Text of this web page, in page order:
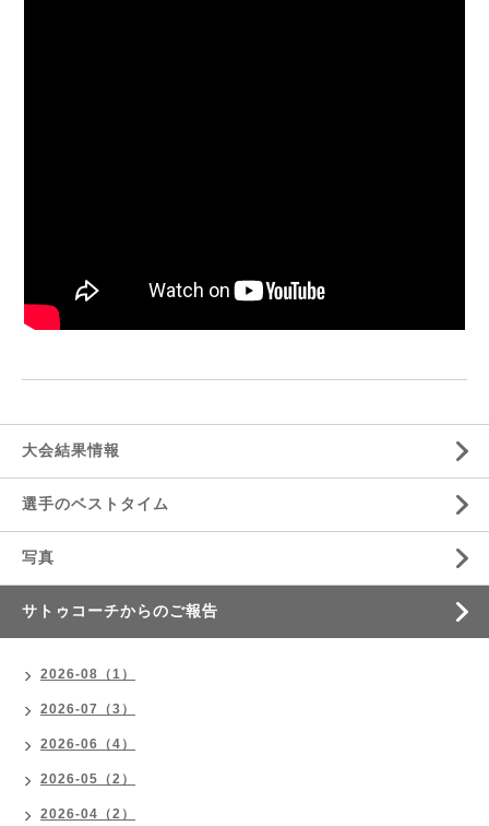
大会結果情報
選手のベストタイム
写真
サトゥコーチからのご報告
2026-08（1）
2026-07（3）
2026-06（4）
2026-05（2）
2026-04（2）